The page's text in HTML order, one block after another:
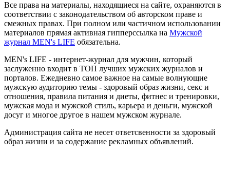
Все права на материалы, находящиеся на сайте, охраняются в
соответствии с законодательством об авторском праве и
смежных правах. При полном или частичном использовании
материалов прямая активная гипперссылка на Мужской
журнал MEN's LIFE обязательна.
MEN's LIFE - интернет-журнал для мужчин, который
заслуженно входит в ТОП лучших мужских журналов и
порталов. Ежедневно самое важное на самые волнующие
мужскую аудиторию темы - здоровый образ жизни, секс и
отношения, правила питания и диеты, фитнес и тренировки,
мужская мода и мужской стиль, карьера и деньги, мужской
досуг и многое другое в нашем мужском журнале.
Администрация сайта не несет ответсвенности за здоровый
образ жизни и за содержание рекламных объявлений.